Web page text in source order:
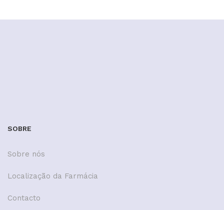
SOBRE
Sobre nós
Localização da Farmácia
Contacto